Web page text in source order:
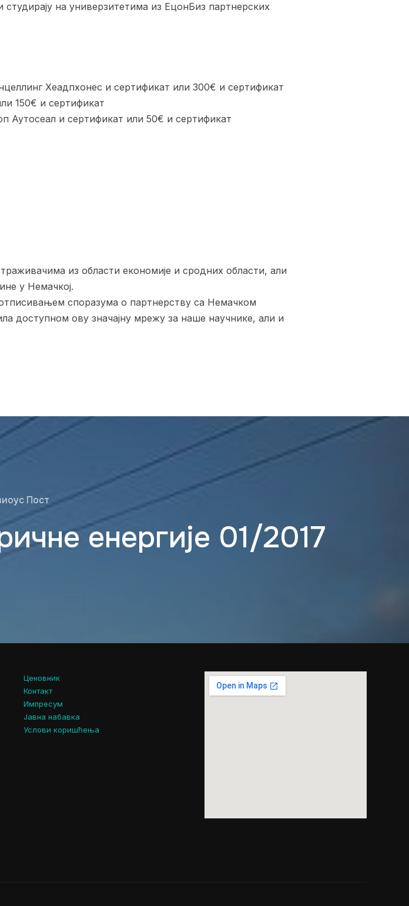
на универзитетима из ЕцонБиз партнерских
Хеадпхонес и сертификат или 300€ и сертификат
150€ и сертификат
Аутосеал и сертификат или 50€ и сертификат
из области економије и сродних области, али
у Немачкој.
споразума о партнерству са Немачком
доступном ову значајну мрежу за наше научнике, али и
Пост
енергије 01/2017
Ценовник
Контакт
Импресум
Јавна набавка
Услови коришћења